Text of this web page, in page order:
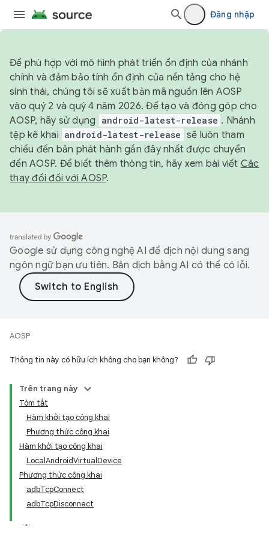
Đăng nhập
Để phù hợp với mô hình phát triển ổn định của nhánh
chính và đảm bảo tính ổn định của nền tảng cho hệ
sinh thái, chúng tôi sẽ xuất bản mã nguồn lên AOSP
vào quý 2 và quý 4 năm 2026. Để tạo và đóng góp cho
AOSP, hãy sử dụng
android-latest-release . Nhánh
tệp kê khai android-latest-release sẽ luôn tham
chiếu đến bản phát hành gần đây nhất được chuyển
đến AOSP. Để biết thêm thông tin, hãy xem bài viết Các
thay đổi đối với AOSP.
Google sử dụng công nghệ AI để dịch nội dung sang
ngôn ngữ bạn ưu tiên. Bản dịch bằng AI có thể có lỗi.
AOSP
Thông tin này có hữu ích không cho bạn không?
Trên trang này
Tóm tắt
Hàm khởi tạo công khai
Phương thức công khai
Hàm khởi tạo công khai
LocalAndroidVirtualDevice
Phương thức công khai
adbTcpConnect
adbTcpDisconnect